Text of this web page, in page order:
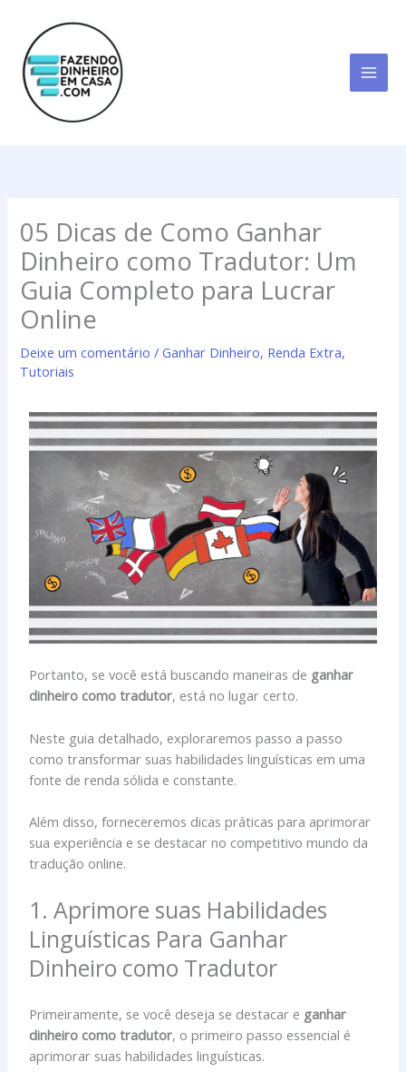
conteúdo
05 Dicas de Como Ganhar
Dinheiro como Tradutor: Um
Guia Completo para Lucrar
Online
Deixe um comentário /Ganhar Dinheiro, Renda Extra,
Tutoriais
Portanto, se você está buscando maneiras de ganhar
dinheiro como tradutor, está no lugar certo.
Neste guia detalhado, exploraremos passo a passo
como transformar suas habilidades linguísticas em uma
fonte de renda sólida e constante.
Além disso, forneceremos dicas práticas para aprimorar
sua experiência e se destacar no competitivo mundo da
tradução online.
1. Aprimore suas Habilidades
Linguísticas Para Ganhar
Dinheiro como Tradutor
Primeiramente, se você deseja se destacar e ganhar
dinheiro como tradutor, o primeiro passo essencial é
aprimorar suas habilidades linguísticas.